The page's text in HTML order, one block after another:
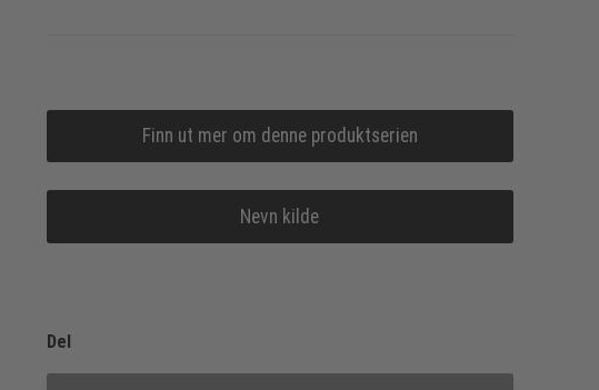
Finn ut mer om denne produktserien
Nevn kilde
Del